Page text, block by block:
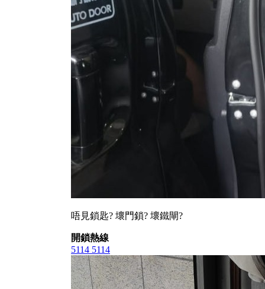
唔見鎖匙? 壞門鎖? 壞鐵閘?
開鎖熱線
5114 5114